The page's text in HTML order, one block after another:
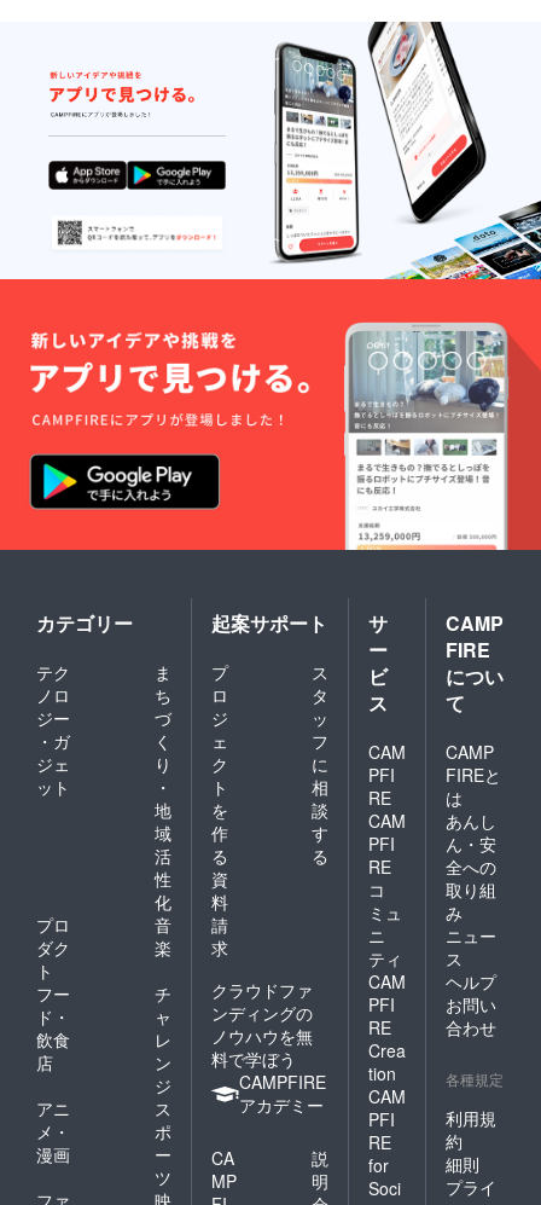
カテゴリー
テク
ノロ
ジー
・ガ
ジェ
ット
ま
ち
づ
く
り
・
地
域
活
性
化
プロ
ダク
ト
音
楽
フー
ド・
飲食
店
チ
ャ
レ
ン
ジ
アニ
メ・
漫画
ス
ポ
ー
ツ
ファ
映
起案サポート
プ
ロ
ジ
ェ
ク
ト
を
作
る
ス
タ
ッ
フ
に
相
談
す
る
資
料
請
求
クラウドファ
ンディングの
ノウハウを無
料で学ぼう
CAMPFIRE
アカデミー
CA
MP
説
明
サ
ー
ビ
ス
CAM
PFI
RE
CAM
PFI
RE
コ
ミュ
ニ
ティ
CAM
PFI
RE
Crea
tion
CAM
PFI
RE
for
Soci
CAMP
FIRE
につい
て
CAMP
FIREと
は
あんし
ん・安
全への
取り組
み
ニュー
ス
ヘルプ
お問い
合わせ
各種規定
利用規
約
細則
プライ